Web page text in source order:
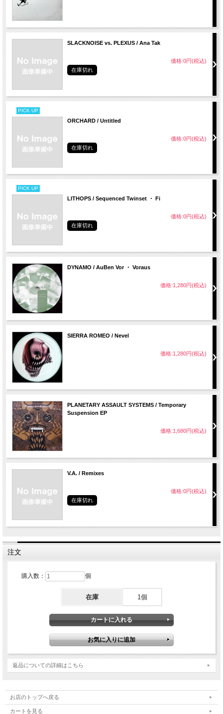
SLACKNOISE vs. PLEXUS / Ana Tak
価格:0円(税込)
在庫切れ
PICK UP
ORCHARD / Untitled
価格:0円(税込)
在庫切れ
PICK UP
LITHOPS / Sequenced Twinset ・ Fi
価格:0円(税込)
在庫切れ
DYNAMO / AuBen Vor ・ Voraus
価格:1,280円(税込)
SIERRA ROMEO / Nevel
価格:1,280円(税込)
PLANETARY ASSAULT SYSTEMS / Temporary
Suspension EP
価格:1,680円(税込)
V.A. / Remixes
価格:0円(税込)
在庫切れ
注文
購入数： 個
在庫 1個
返品についての詳細はこちら
お店のトップへ戻る
カートを見る